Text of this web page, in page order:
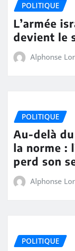
POLITIQUE
L’armée
devient le
Alphonse
POLITIQUE
Au-delà
la norme :
perd son
Alphonse
POLITIQUE